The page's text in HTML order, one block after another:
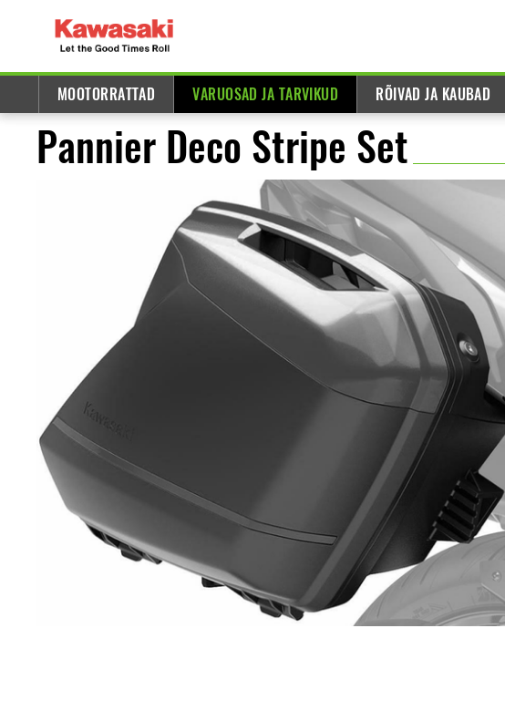
MOOTORRATTAD VARUOSAD JA TARVIKUD RÕIVAD JA KAUBAD
Pannier Deco Stripe Set